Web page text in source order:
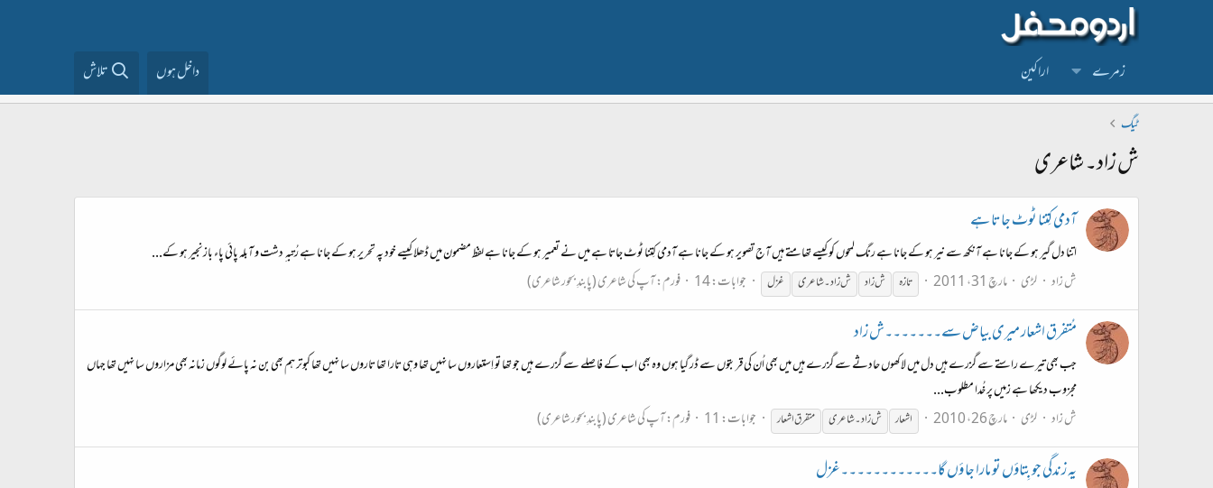
زمرے اراکین داخل ہوں تلاش
ٹیگ
ش زاد۔ شاعری
آدمی کِتنا ٹوٹ جاتا ہے
اتنا دل گیر ہو کے جانا ہے آنکھ سے نیر ہو کے جانا ہے رنگ لمحوں کو کیسے تھامتے ہیں آج تصویر ہو کے جانا ہے آدمی کِتنا ٹوٹ جاتا ہے میں نے تعمیر ہو کے جانا ہے لفظ مضمون میں ڈھلا کیسے خود پہ تحریر ہو کے جانا ہے رُتبہ ِ دشت و آبلہ پائی پاء بازنجیر ہو کے...
ش زاد لڑی مارچ 31، 2011 تازہ شزاد شزاد۔شاعری غزل جوابات: 14 فورم:آپ کی شاعری (پابندِ بحور شاعری)
مُتفرق اشعار میری بیاض سے۔۔۔۔۔۔۔ش زاد
جب بھی تیرے راستے سے گزرے ہیں دل میں لاکھوں حادثے سے گزرے ہیں میں بھی اُن کی قربتوں سے ڈر گیا ہوں وہ بھی اب کے فاصلے سے گزرے ہیں جو تھا تو اِستعاروں سا نہیں تھا وہی تارا تھا تاروں سا نہیں تھا کبوتر ہم بھی بن نہ پائے لوگوں زمانہ بھی مزاروں سا نہیں تھا جہاں
مجزوب دیکھا ہے زمیں پر خُدا مطلوب...
ش زاد لڑی مارچ 26، 2010 اشعار شزاد۔شاعری متفرق اشعار جوابات: 11 فورم:آپ کی شاعری (پابندِ بحور شاعری)
یہ زندگی جو بِتاؤں تو مارا جا ؤں گا۔۔۔۔۔۔۔۔۔۔۔۔غزل